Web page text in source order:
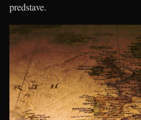
predstave.